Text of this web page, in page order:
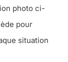
photo ci-
pour
situation